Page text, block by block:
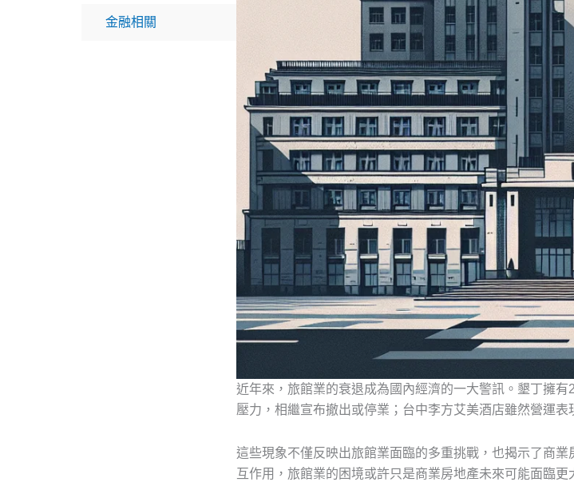
金融相關
近年來，旅館業的衰退成為國內經濟的一大警訊。墾丁擁
壓力，相繼宣布撤出或停業；台中李方艾美酒店雖然營運
這些現象不僅反映出旅館業面臨的多重挑戰，也揭示了商
互作用，旅館業的困境或許只是商業房地產未來可能面臨更